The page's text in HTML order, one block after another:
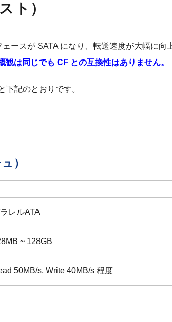
ト）
ースが SATA になり、転送速度が大幅に向
観は同じでも CF との互換性はありません。
下記のとおりです。
）
レルATA
~ 128GB
50MB/s, Write 40MB/s 程度